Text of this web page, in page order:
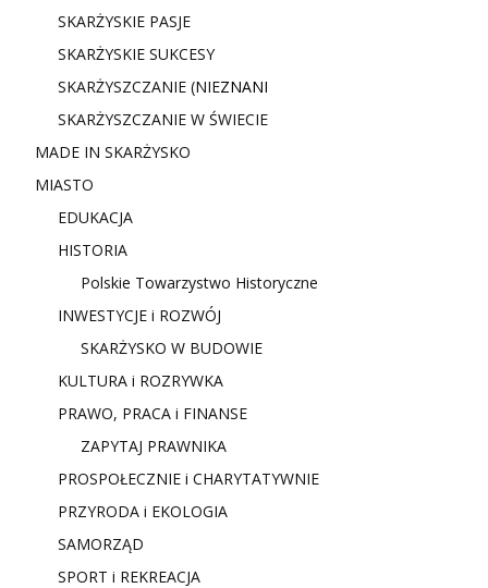
SKARŻYSKIE PASJE
SKARŻYSKIE SUKCESY
SKARŻYSZCZANIE (NIEZNANI
SKARŻYSZCZANIE W ŚWIECIE
MADE IN SKARŻYSKO
MIASTO
EDUKACJA
HISTORIA
Polskie Towarzystwo Historyczne
INWESTYCJE i ROZWÓJ
SKARŻYSKO W BUDOWIE
KULTURA i ROZRYWKA
PRAWO, PRACA i FINANSE
ZAPYTAJ PRAWNIKA
PROSPOŁECZNIE i CHARYTATYWNIE
PRZYRODA i EKOLOGIA
SAMORZĄD
SPORT i REKREACJA